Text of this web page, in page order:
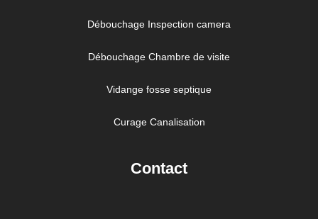
Débouchage Inspection camera
Débouchage Chambre de visite
Vidange fosse septique
Curage Canalisation
Contact